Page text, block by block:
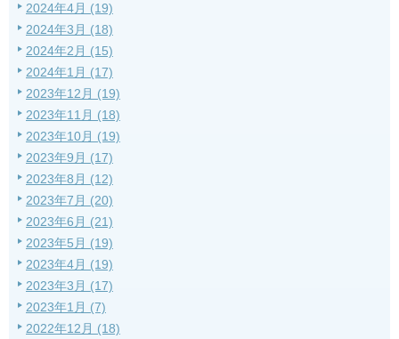
2024年4月 (19)
2024年3月 (18)
2024年2月 (15)
2024年1月 (17)
2023年12月 (19)
2023年11月 (18)
2023年10月 (19)
2023年9月 (17)
2023年8月 (12)
2023年7月 (20)
2023年6月 (21)
2023年5月 (19)
2023年4月 (19)
2023年3月 (17)
2023年1月 (7)
2022年12月 (18)